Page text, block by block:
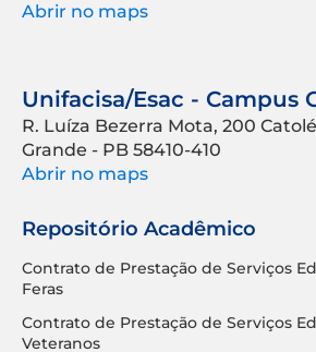
Abrir no maps
Unifacisa/Esac - Campus
R. Luíza Bezerra Mota, 200
Grande - PB 58410-410
Abrir no maps
Repositório Acadêmico
Contrato de Prestação de Serviços
Feras
Contrato de Prestação de Serviços
Veteranos